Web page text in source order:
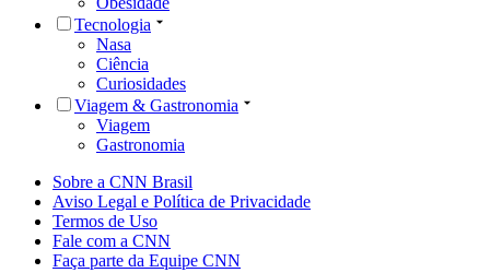
Tecnologia
Nasa
Ciência
Curiosidades
Viagem & Gastronomia
Viagem
Gastronomia
Sobre a CNN Brasil
Aviso Legal e Política de Privacidade
Termos de Uso
Fale com a CNN
Faça parte da Equipe CNN